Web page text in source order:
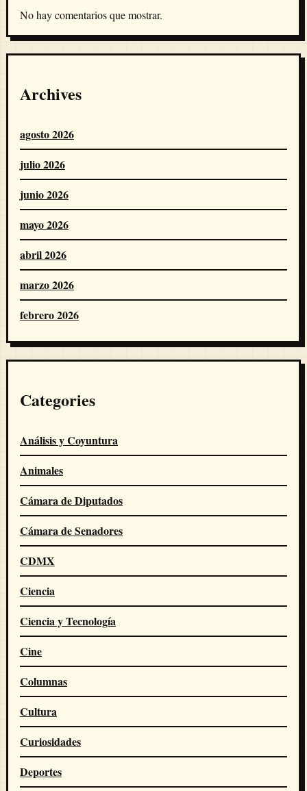
No hay comentarios que mostrar.
Archives
agosto 2026
julio 2026
junio 2026
mayo 2026
abril 2026
marzo 2026
febrero 2026
Categories
Análisis y Coyuntura
Animales
Cámara de Diputados
Cámara de Senadores
CDMX
Ciencia
Ciencia y Tecnología
Cine
Columnas
Cultura
Curiosidades
Deportes